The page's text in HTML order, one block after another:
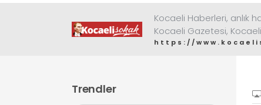
Kocaeli Haberleri, anlık
Kocaeli Gazetesi,
https://
Trendler